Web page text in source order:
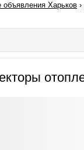
объявления Харьков ›